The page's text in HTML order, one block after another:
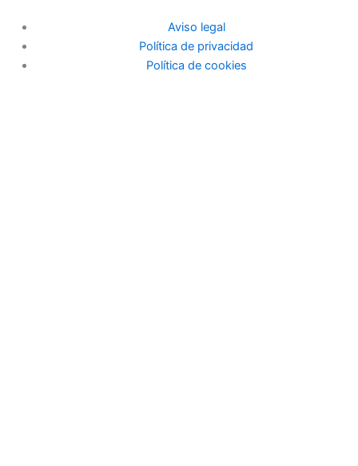
Aviso legal
Política de privacidad
Política de cookies